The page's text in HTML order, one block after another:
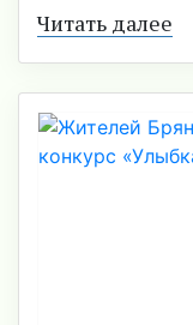
Читать далее